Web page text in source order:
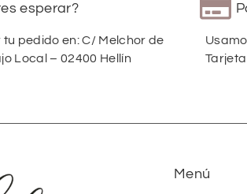
esperar?
pedido en: C/ Melchor de
Local – 02400 Hellín
Menú